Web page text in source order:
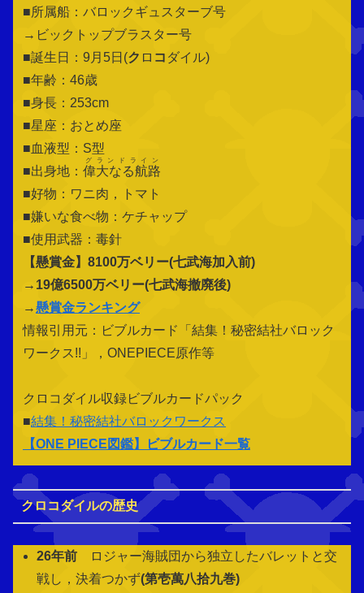
■所属船：バロックギュスターブ号
→ビックトップブラスター号
■誕生日：9月5日(ク ロ コ ダイル)
■年齢：46歳
■身長：253cm
■星座：おとめ座
■血液型：S型
■出身地： 偉大なる航路
グランドライン
■好物：ワニ肉，トマト
■嫌いな食べ物：ケチャップ
■使用武器：毒針
【懸賞金】 8100万ベリー(七武海加入前)
→19億6500万ベリー(七武海撤廃後)
→懸賞金ランキング
情報引用元：ビブルカード「結集！秘密結社バロック
ワークス!!」，ONEPIECE原作等
クロコダイル収録ビブルカードパック
■結集！秘密結社バロックワークス
【ONE PIECE図鑑】ビブルカード一覧
クロコダイルの歴史
26年前 ロジャー海賊団から独立したバレットと交
戦し，決着つかず(第壱萬八拾九巻)